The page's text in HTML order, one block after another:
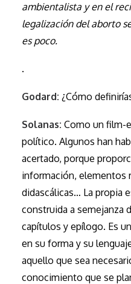
ambientalista y en el
legalización del aborto
es poco.
.
Godard: ¿Cómo
Solanas: Como un film-
político. Algunos han
acertado, porque
información, elementos
didascálicas… La propia
construida a semejanza
capítulos y epílogo. Es
en su forma y su
aquello que sea
conocimiento que se